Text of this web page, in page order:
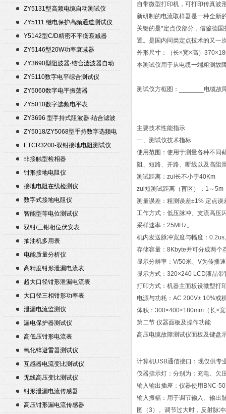
ZY5131型高频电缆自动测试仪
ZY5111 继电保护高频通道测试仪
Y5142型C/D精密不平衡衰减器
（50Ω）
ZY5146型20W功率衰减器
ZY3690型阻波器·结合滤波器自动
测试仪
ZY5110数字电平综合测试仪
ZY5060数字电平振荡器
ZY5010数字选频电平表
ZY3696 型手持式阻波器·结合滤波
器自动测试仪
ZY5018/ZY5068型手持数字选频电
平表/电平振荡器
ETCR3200-双钳接地电阻测试仪
非接触型检相器
钳形接地电阻仪
接地电阻在线检测仪
数字式接地电阻仪
智能型等电位测试仪
双钳/三钳相位伏安表
抽油机多用表
电能质量分析仪
高精度钳形泄漏电流表
超大口径钳形泄漏电流表
大口径三相钳形功率表
泄漏电流监测仪
漏电保护器测试仪
高低压钳形电流表
氧化锌避雷器测试仪
互感器电流变比测试仪
无线高压变比测试仪
钳形泄漏电流传感器
高压钳形漏电流传感器
自带微型打印机，可打印传真波
新研制的电流取样器是一种全新
关键的是*定点仪部分，借鉴德
置。是国内同类定点技术的又一
外形尺寸：（长×宽×高）
本测试仪用于从电缆一端粗测故
测试仪方框图：_______电缆故
主要技术性能指示
一、测试仪技术指标
使用范围：使用于测量各种不同
阻、短路、开路、断线以及高阻
测试距离：zui长不小于40Km
zui短测试距离（盲区）：1～5m
测量误差：粗测误差±1% 定点误
工作方式：低压脉冲、支流高压
采样速率：25MHz。
机内发送脉冲宽度与幅度：
存储容量：8Kbyte并可分成两个
显示分辨率：V/50米、V为传播
显示方式：320×240 LCD液晶带
打印方式：机器主面板设微型打
电源与功耗：AC 200V± 10%或
体积：300×400×180mm（长×
第二节 仪器面板及操作功能
高压电缆故障测试仪面板及键盘
计算机USB通信接口：现仅供专
仪器指示灯：分别为：充电、欠
输入输出插座：仪器使用BNC-
输入振幅：用于调节输入、输出
图（3）。调节过大时，反射脉